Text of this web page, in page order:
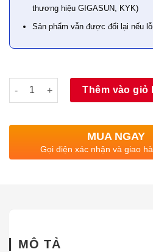
thương hiệu GIGASUN, KYK)
Sản phẩm vẫn được đổi lại nếu
Số lượng
Thêm vào giỏ
MUA NGAY
Gọi điện xác nhận và giao
MÔ TẢ